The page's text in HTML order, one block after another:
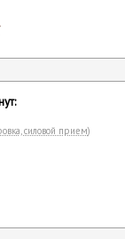
силовой прием)